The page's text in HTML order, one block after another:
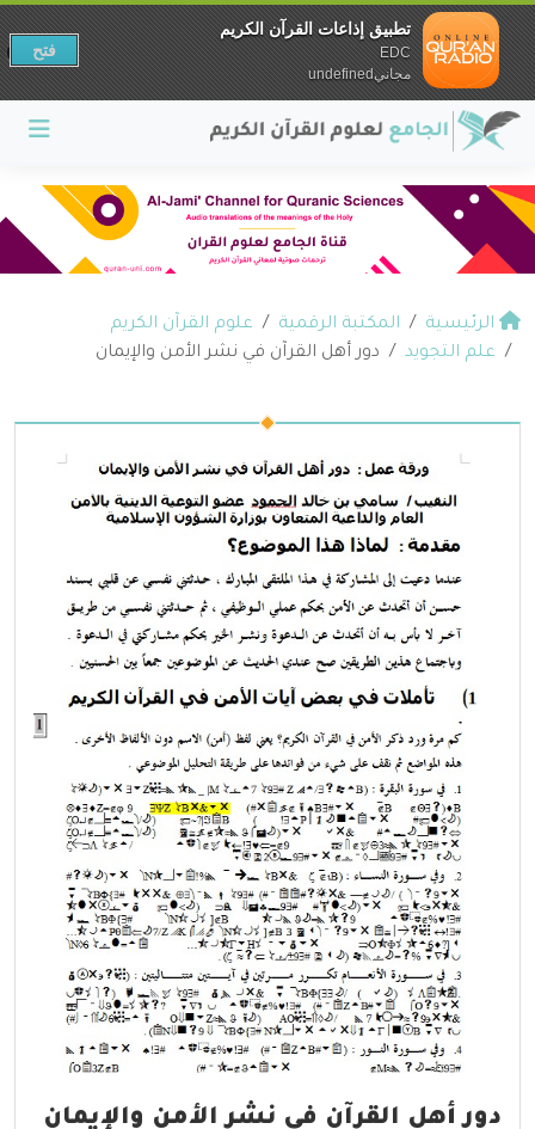
الرئيسية المكتبة الرقمية
علوم القرآن الكريم
علم التجويد
دور أهل القرآن في نشر الأمن والإيمان
دور أهل القرآن في نشر الأمن والإيمان
تطبيق إذاعات القرآن الكريم
EDC
مجانيundefined
فتح